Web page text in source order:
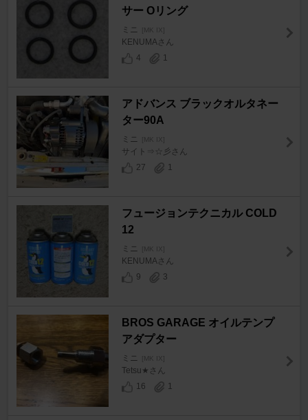
サー Oリング
ミニ [MK IX]
KENUMAさん
4
1
アドバンス ブラックオルタネー
ター90A
ミニ [MK IX]
サイト⇒☆彡さん
27
1
フュージョンテクニカル COLD
12
ミニ [MK IX]
KENUMAさん
9
3
BROS GARAGE オイルテンプ
アダプター
ミニ [MK IX]
Tetsu★さん
16
1